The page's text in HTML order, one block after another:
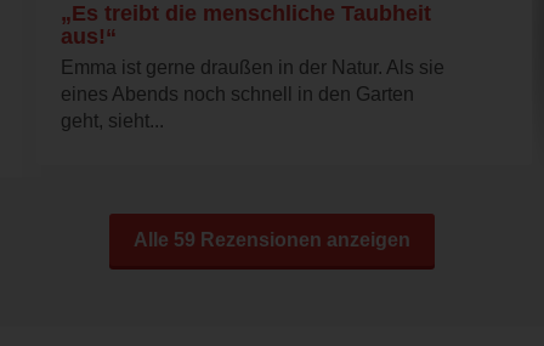
„Es treibt die menschliche Taubheit
aus!“
Emma ist gerne draußen in der Natur. Als sie
eines Abends noch schnell in den Garten
geht, sieht...
Alle 59 Rezensionen anzeigen